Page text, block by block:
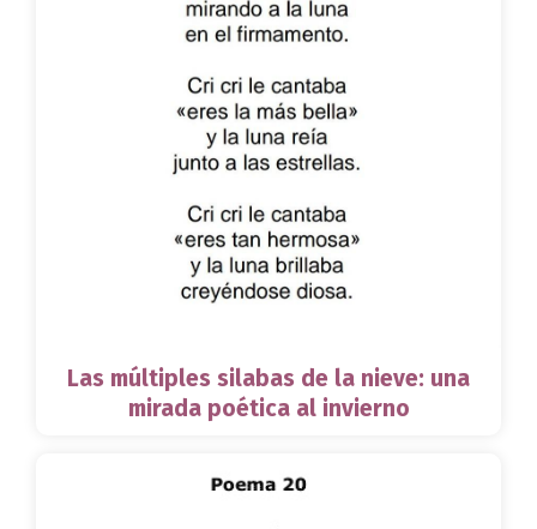
Las múltiples silabas de la nieve: una
mirada poética al invierno